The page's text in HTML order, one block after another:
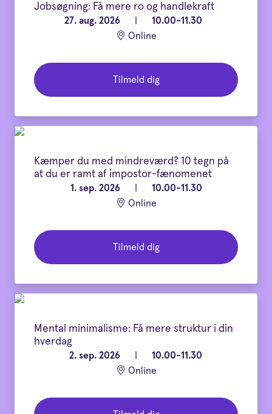
Jobsøgning: Få mere ro og handlekraft
27. aug. 2026
10.00-11.30
Online
Tilmeld dig
Kæmper du med mindreværd? 10 tegn på
at du er ramt af impostor-fænomenet
1. sep. 2026
10.00-11.30
Online
Tilmeld dig
Mental minimalisme: Få mere struktur i din
hverdag
2. sep. 2026
10.00-11.30
Online